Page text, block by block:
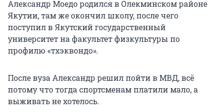
Александр Моедо родился в Олекминском районе
Якутии, там же окончил школу, после чего
поступил в Якутский государственный
университет на факультет физкультуры по
профилю «тхэквондо».
После вуза Александр решил пойти в МВД, всё
потому что тогда спортсменам платили мало, а
выживать не хотелось.